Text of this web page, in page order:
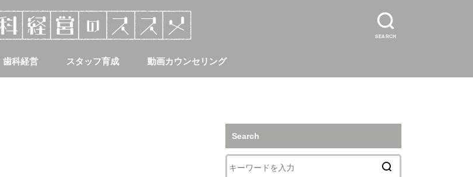
SEARCH
歯科経営 スタッフ育成 動画カウンセリング
Search